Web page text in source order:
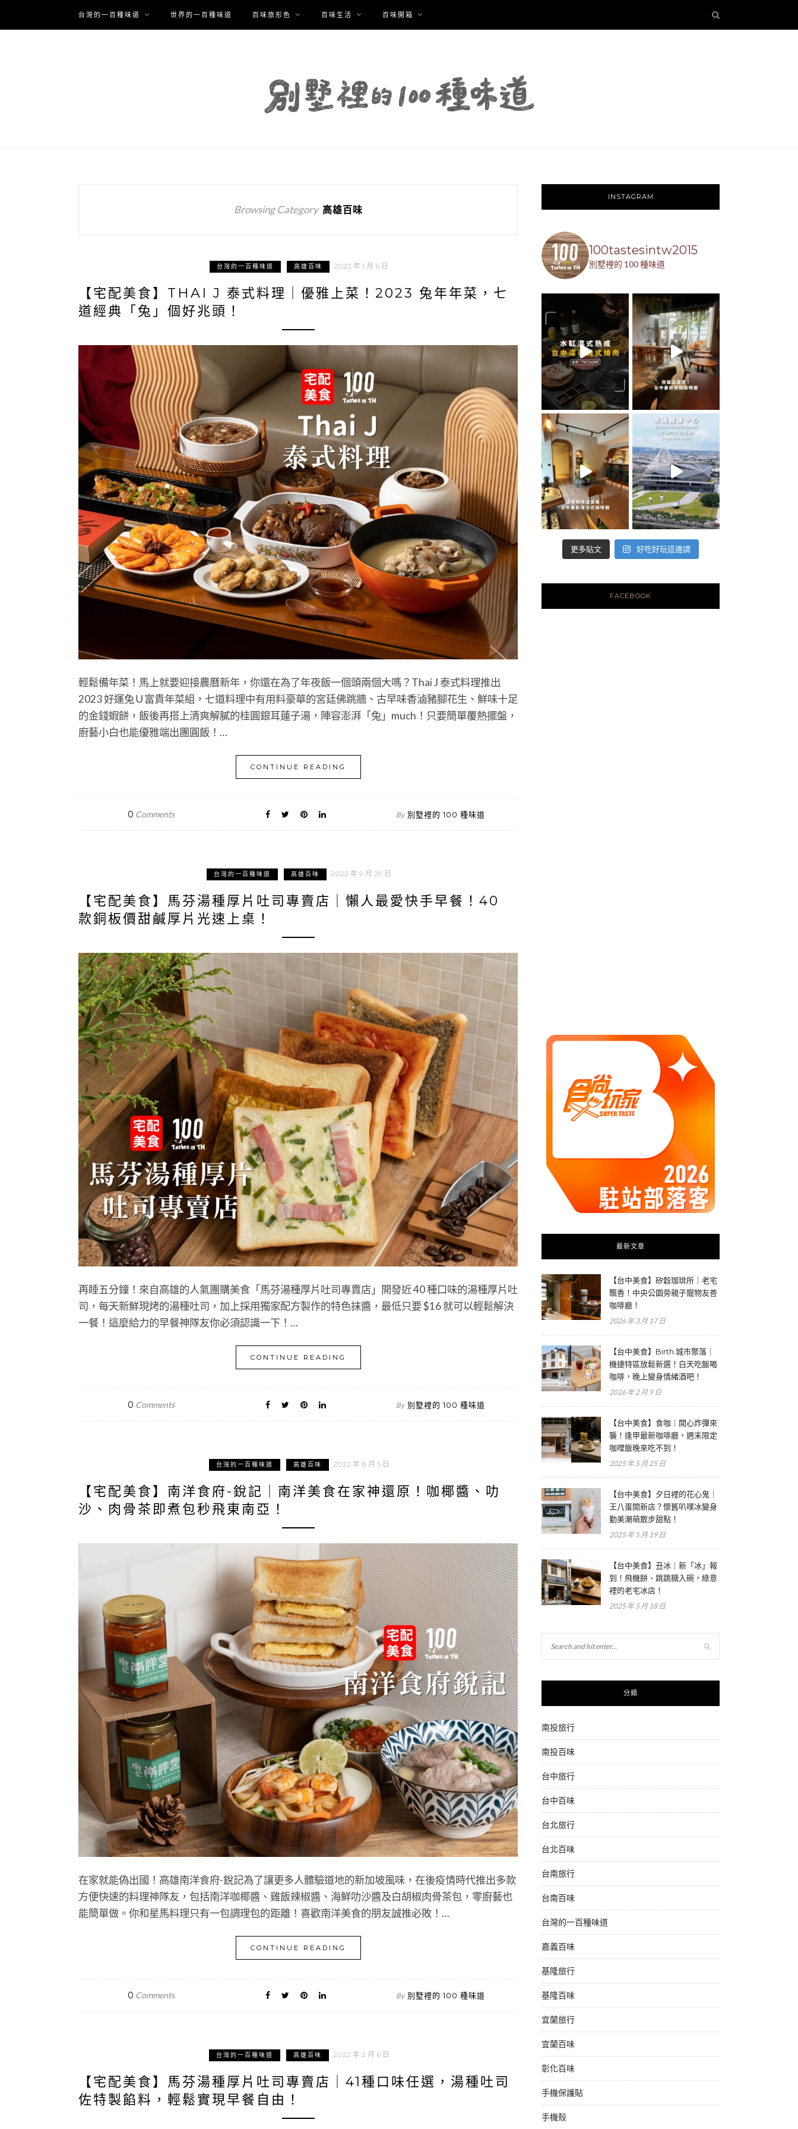
台灣的一百種味道 世界的一百種味道 百味旅形色 百味生活 百味開箱
Browsing Category 高雄百味
台灣的一百種味道 高雄百味 2023 年 1 月 6 日
【宅配美食】THAI J 泰式料理｜優雅上菜！2023 兔年年菜，七
道經典「兔」個好兆頭！
輕鬆備年菜！馬上就要迎接農曆新年，你還在為了年夜飯一個頭兩個大嗎？Thai J 泰式料理推出
2023 好運兔Ｕ富貴年菜組，七道料理中有用料豪華的宮廷佛跳牆、古早味香滷豬腳花生、鮮味十足
的金錢蝦餅，飯後再搭上清爽解膩的桂圓銀耳蓮子湯，陣容澎湃「兔」much！只要簡單覆熱擺盤，
廚藝小白也能優雅端出團圓飯！…
CONTINUE READING
0 Comments By 別墅裡的 100 種味道
台灣的一百種味道 高雄百味 2022 年 9 月 29 日
【宅配美食】馬芬湯種厚片吐司專賣店｜懶人最愛快手早餐！40
款銅板價甜鹹厚片光速上桌！
再睡五分鐘！來自高雄的人氣團購美食「馬芬湯種厚片吐司專賣店」開發近 40 種口味的湯種厚片吐
司，每天新鮮現烤的湯種吐司，加上採用獨家配方製作的特色抹醬，最低只要 $16 就可以輕鬆解決
一餐！這麼給力的早餐神隊友你必須認識一下！…
CONTINUE READING
0 Comments By 別墅裡的 100 種味道
台灣的一百種味道 高雄百味 2022 年 8 月 5 日
【宅配美食】南洋食府-銳記｜南洋美食在家神還原！咖椰醬、叻
沙、肉骨茶即煮包秒飛東南亞！
在家就能偽出國！高雄南洋食府-銳記為了讓更多人體驗道地的新加坡風味，在後疫情時代推出多款
方便快速的料理神隊友，包括南洋咖椰醬、雞飯辣椒醬、海鮮叻沙醬及白胡椒肉骨茶包，零廚藝也
能簡單做。你和星馬料理只有一包調理包的距離！喜歡南洋美食的朋友誠推必敗！…
CONTINUE READING
0 Comments By 別墅裡的 100 種味道
台灣的一百種味道 高雄百味 2022 年 2 月 6 日
【宅配美食】馬芬湯種厚片吐司專賣店｜41種口味任選，湯種吐司
佐特製餡料，輕鬆實現早餐自由！
INSTAGRAM
100tastesintw2015
別墅裡的 100 種味道
更多貼文 好吃好玩這邊請
FACEBOOK
最新文章
【台中美食】矽穀珈琲所｜老宅
飄香！中央公園旁親子寵物友善
咖啡廳！
2026 年 3 月 17 日
【台中美食】Birth 城市聚落｜
機捷特區放鬆新選！白天吃飯喝
咖啡，晚上變身情緒酒吧！
2026 年 2 月 9 日
【台中美食】食咖｜開心炸彈來
襲！逢甲最新咖啡廳，週末限定
咖哩飯晚來吃不到！
2025 年 5 月 25 日
【台中美食】夕日裡的花心鬼｜
王八蛋開新店？懷舊叭噗冰變身
勤美潮萌散步甜點！
2025 年 5 月 19 日
【台中美食】丑冰｜新「冰」報
到！飛機餅、跳跳糖入碗，綠意
裡的老宅冰店！
2025 年 5 月 18 日
分類
南投旅行
南投百味
台中旅行
台中百味
台北旅行
台北百味
台南旅行
台南百味
台灣的一百種味道
嘉義百味
基隆旅行
基隆百味
宜蘭旅行
宜蘭百味
彰化百味
手機保護貼
手機殼